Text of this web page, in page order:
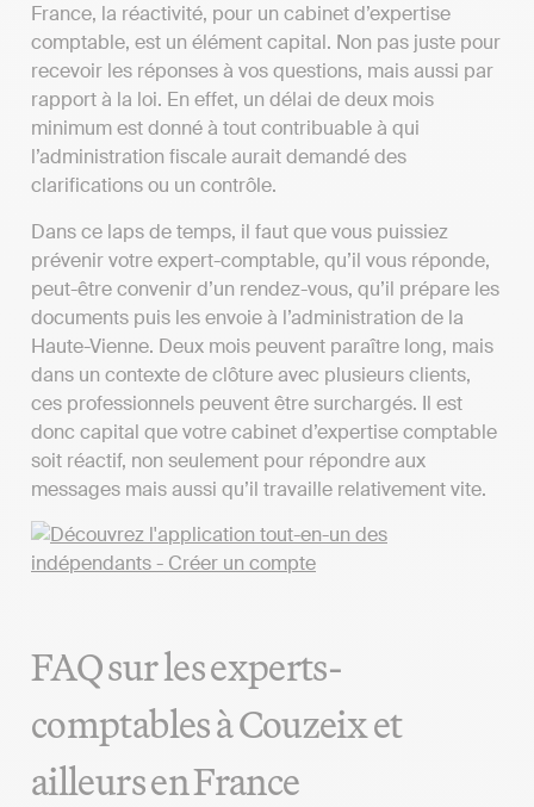
France, la réactivité, pour un cabinet d’expertise
comptable, est un élément capital. Non pas juste pour
recevoir les réponses à vos questions, mais aussi par
rapport à la loi. En effet, un délai de deux mois
minimum est donné à tout contribuable à qui
l’administration fiscale aurait demandé des
clarifications ou un contrôle.
Dans ce laps de temps, il faut que vous puissiez
prévenir votre expert-comptable, qu’il vous réponde,
peut-être convenir d’un rendez-vous, qu’il prépare les
documents puis les envoie à l’administration de la
Haute-Vienne. Deux mois peuvent paraître long, mais
dans un contexte de clôture avec plusieurs clients,
ces professionnels peuvent être surchargés. Il est
donc capital que votre cabinet d’expertise comptable
soit réactif, non seulement pour répondre aux
messages mais aussi qu’il travaille relativement vite.
FAQ sur les experts-
comptables à Couzeix et
ailleurs en France